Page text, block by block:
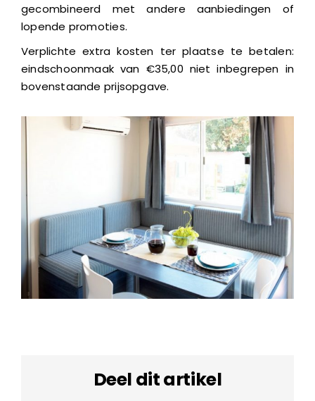
gecombineerd met andere aanbiedingen of
lopende promoties.
Verplichte extra kosten ter plaatse te betalen:
eindschoonmaak van €35,00 niet inbegrepen in
bovenstaande prijsopgave.
Deel dit artikel